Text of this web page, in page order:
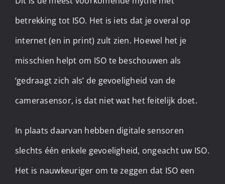
betrekking tot ISO. Het is iets dat je overal op
internet (en in print) zult zien. Hoewel het je
misschien helpt om ISO te beschouwen als
‘gedraagt ​​zich als’ de gevoeligheid van de
camerasensor, is dat niet wat het feitelijk doet.
In plaats daarvan hebben digitale sensoren
slechts één enkele gevoeligheid, ongeacht uw ISO.
Het is nauwkeuriger om te zeggen dat ISO een